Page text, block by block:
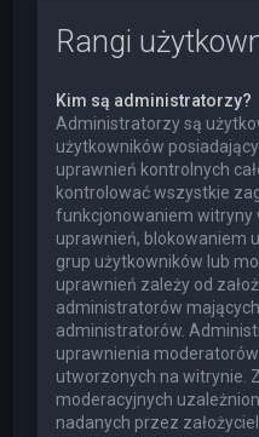
Rangi
Kim są administratorzy?
Administratorzy są
użytkowników
uprawnień kontrolnych
kontrolować wszystkie
funkcjonowaniem witryny
uprawnień, blokowaniem
grup użytkowników lub
uprawnień zależy od
administratorów
administratorów.
uprawnienia
utworzonych na witrynie.
moderacyjnych
nadanych przez